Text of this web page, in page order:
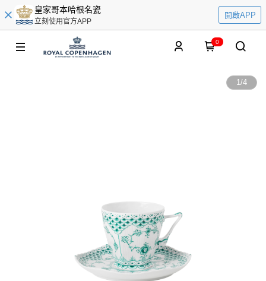
皇家哥本哈根名瓷
立刻使用官方APP
開啟APP
0
1/4